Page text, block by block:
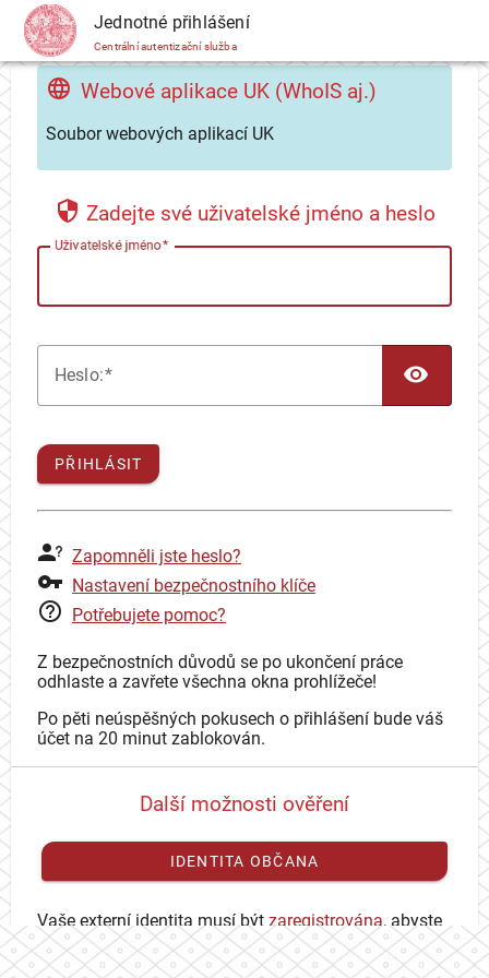
CAS Jednotné přihlášení
Centrální autentizační služba
Webové aplikace UK (WhoIS aj.)
Soubor webových aplikací UK
Zadejte své uživatelské jméno a heslo
Uživatelské jméno
Heslo:
PŘIHLÁSIT
Zapomněli jste heslo?
Nastavení bezpečnostního klíče
Potřebujete pomoc?
Z bezpečnostních důvodů se po ukončení práce
odhlaste a zavřete všechna okna prohlížeče!
Po pěti neúspěšných pokusech o přihlášení bude váš
účet na 20 minut zablokován.
Další možnosti ověření
IDENTITA OBČANA
Vaše externí identita musí být zaregistrována, abyste
se mohli přihlásit ke svému CAS účtu.